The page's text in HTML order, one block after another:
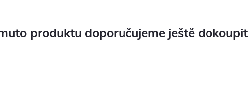
produktu doporučujeme ještě dokoupit